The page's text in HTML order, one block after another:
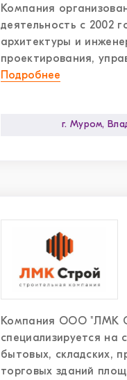
Компания
деятельность с 2002
архитектуры и
проектирования,
строительства как
Подробнее
г. Муром,
Компания ООО "ЛМК
специализируется на
бытовых, складских,
торговых зданий